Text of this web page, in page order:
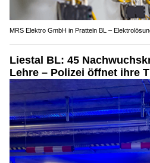
MRS Elektro GmbH in Pratteln BL –
Liestal BL: 45
Lehre – Polizei öffnet ihre